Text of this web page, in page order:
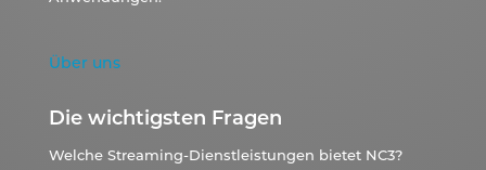
Über uns
Die wichtigsten Fragen
Welche Streaming-Dienstleistungen bietet NC3?